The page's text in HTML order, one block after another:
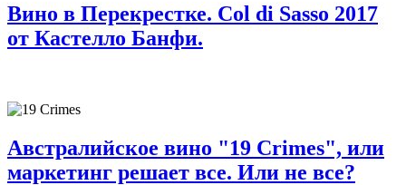
Вино в Перекрестке. Col di Sasso 2017
от Кастелло Банфи.
Австралийское вино "19 Crimes", или
маркетинг решает все. Или не все?